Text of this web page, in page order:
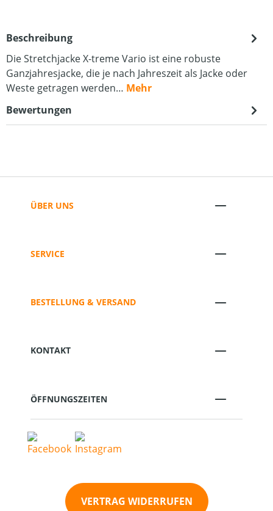
Beschreibung
Die Stretchjacke X-treme Vario ist eine robuste
Ganzjahresjacke, die je nach Jahreszeit als Jacke oder
Weste getragen werden… Mehr
Bewertungen
ÜBER UNS
SERVICE
BESTELLUNG & VERSAND
KONTAKT
ÖFFNUNGSZEITEN
VERTRAG WIDERRUFEN